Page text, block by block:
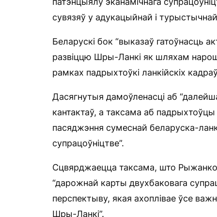
сувязяў у адукацыйнай і
Беларускі бок “выказаў гатоўнасць
развіццю Шры-Ланкі як шляхам
рамках падрыхтоўкі ланкійскіх
Дасягнутыя дамоўленасці аб
кантактаў, а таксама аб
пасяджэння сумеснай беларуска-
супрацоўніцтве”.
Сцвярджаецца таксама, што
“дарожнай карты двухбаковага
перспектыву, якая ахоплівае ўсе
Шры-Ланкі”.